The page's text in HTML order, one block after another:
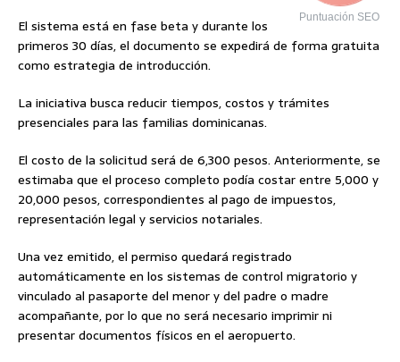
Puntuación SEO
El sistema está en fase beta y durante los
primeros 30 días, el documento se expedirá de forma gratuita
como estrategia de introducción.
La iniciativa busca reducir tiempos, costos y trámites
presenciales para las familias dominicanas.
El costo de la solicitud será de 6,300 pesos. Anteriormente, se
estimaba que el proceso completo podía costar entre 5,000 y
20,000 pesos, correspondientes al pago de impuestos,
representación legal y servicios notariales.
Una vez emitido, el permiso quedará registrado
automáticamente en los sistemas de control migratorio y
vinculado al pasaporte del menor y del padre o madre
acompañante, por lo que no será necesario imprimir ni
presentar documentos físicos en el aeropuerto.